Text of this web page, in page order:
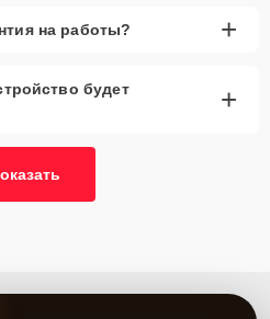
на работы? +
будет
+